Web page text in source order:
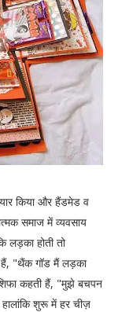
किया और हैंडमेड व
समाज में व्यवसाय
लड़का होती तो
हैं, "थैंक गॉड मैं लड़का
कहती हैं, "मुझे बचपन
हालांकि शुरू में हर चीज़